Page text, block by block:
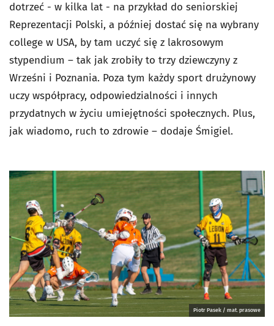
dotrzeć - w kilka lat - na przykład do seniorskiej
Reprezentacji Polski, a później dostać się na wybrany
college w USA, by tam uczyć się z lakrosowym
stypendium – tak jak zrobiły to trzy dziewczyny z
Wrześni i Poznania. Poza tym każdy sport drużynowy
uczy współpracy, odpowiedzialności i innych
przydatnych w życiu umiejętności społecznych. Plus,
jak wiadomo, ruch to zdrowie – dodaje Śmigiel.
Piotr Pasek / mat. prasowe